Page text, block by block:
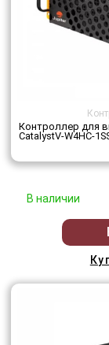
Контроллер для
CatalystV-W4HC-
В наличии